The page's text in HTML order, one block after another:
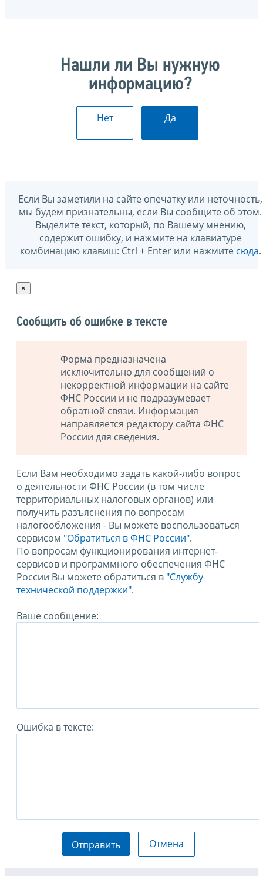
Нашли ли Вы нужную
информацию?
Нет Да
Если Вы заметили на сайте опечатку или неточность,
мы будем признательны, если Вы сообщите об этом.
Выделите текст, который, по Вашему мнению,
содержит ошибку, и нажмите на клавиатуре
комбинацию клавиш: Ctrl + Enter или нажмите сюда.
×
Сообщить об ошибке в тексте
Форма предназначена
исключительно для сообщений о
некорректной информации на сайте
ФНС России и не подразумевает
обратной связи. Информация
направляется редактору сайта ФНС
России для сведения.
Если Вам необходимо задать какой-либо вопрос
о деятельности ФНС России (в том числе
территориальных налоговых органов) или
получить разъяснения по вопросам
налогообложения - Вы можете воспользоваться
сервисом "Обратиться в ФНС России".
По вопросам функционирования интернет-
сервисов и программного обеспечения ФНС
России Вы можете обратиться в "Службу
технической поддержки".
Ваше сообщение:
Ошибка в тексте:
Отправить Отмена